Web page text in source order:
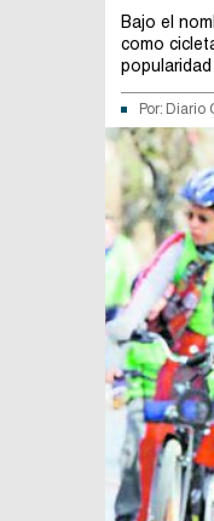
Bajo el
como
Por: Diario